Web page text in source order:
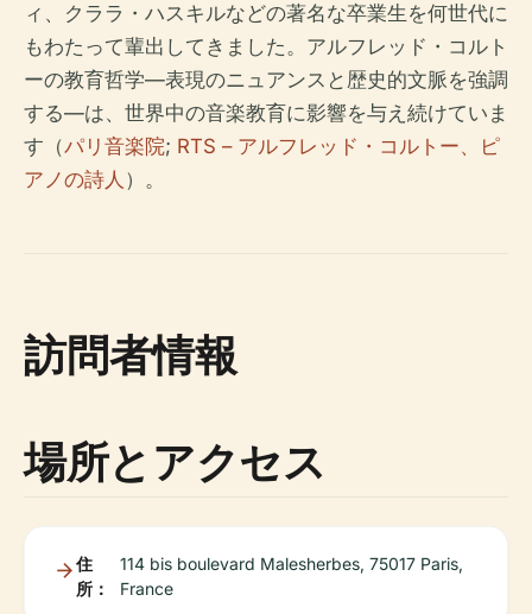
ィ、クララ・ハスキルなどの著名な卒業生を何世代に
もわたって輩出してきました。アルフレッド・コルト
ーの教育哲学—表現のニュアンスと歴史的文脈を強調
する—は、世界中の音楽教育に影響を与え続けていま
す（パリ音楽院; RTS – アルフレッド・コルトー、ピ
アノの詩人 ）。
訪問者情報
場所とアクセス
住
所：
114 bis boulevard Malesherbes, 75017 Paris,
France